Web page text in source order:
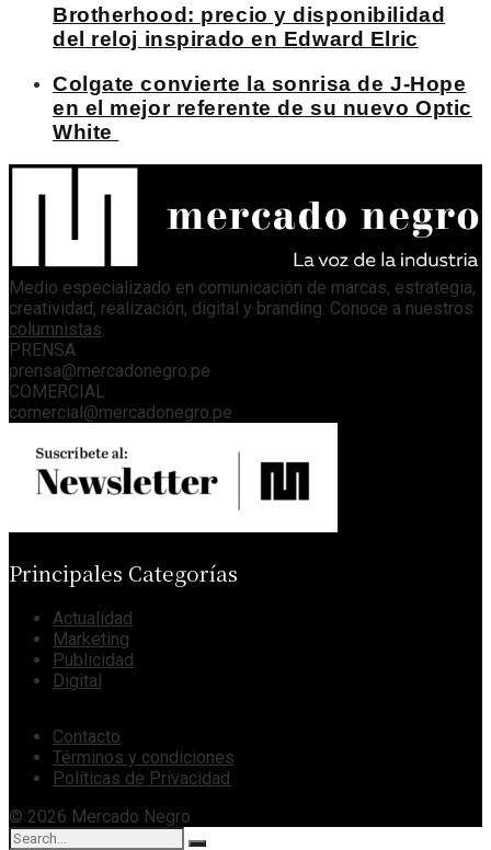
Brotherhood: precio y disponibilidad
del reloj inspirado en Edward Elric
Colgate convierte la sonrisa de J-Hope
en el mejor referente de su nuevo Optic
White
Medio especializado en comunicación de marcas, estrategia,
creatividad, realización, digital y branding. Conoce a nuestros
columnistas.
PRENSA
prensa@mercadonegro.pe
COMERCIAL
comercial@mercadonegro.pe
Principales Categorías
Actualidad
Marketing
Publicidad
Digital
Contacto
Términos y condiciones
Políticas de Privacidad
© 2026 Mercado Negro